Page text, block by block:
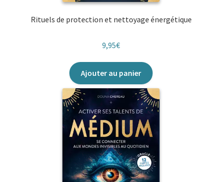
Rituels de protection et nettoyage énergétique
9,95€
Ajouter au panier